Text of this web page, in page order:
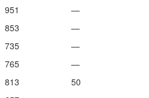
951
—
853
—
735
—
765
—
813
50